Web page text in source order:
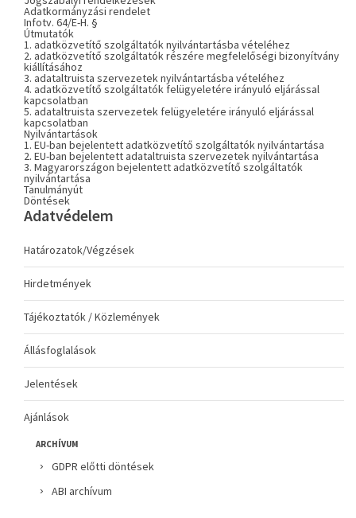
Adatkormányzási rendelet
Infotv. 64/E-H. §
Útmutatók
1. adatközvetítő szolgáltatók nyilvántartásba vételéhez
2. adatközvetítő szolgáltatók részére megfelelőségi bizonyítvány
kiállításához
3. adataltruista szervezetek nyilvántartásba vételéhez
4. adatközvetítő szolgáltatók felügyeletére irányuló eljárással
kapcsolatban
5. adataltruista szervezetek felügyeletére irányuló eljárással
kapcsolatban
Nyilvántartások
1. EU-ban bejelentett adatközvetítő szolgáltatók nyilvántartása
2. EU-ban bejelentett adataltruista szervezetek nyilvántartása
3. Magyarországon bejelentett adatközvetítő szolgáltatók
nyilvántartása
Tanulmányút
Döntések
Adatvédelem
Határozatok/Végzések
Hirdetmények
Tájékoztatók / Közlemények
Állásfoglalások
Jelentések
Ajánlások
ARCHÍVUM
GDPR előtti döntések
ABI archívum